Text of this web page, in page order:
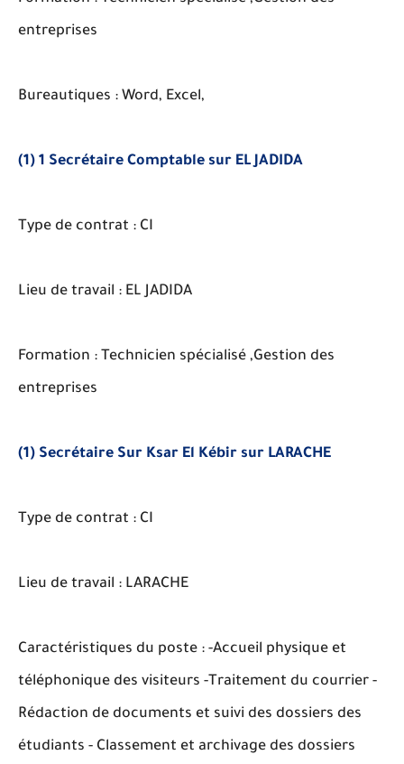
entreprises
Bureautiques : Word, Excel,
(1) 1 Secrétaire Comptable sur EL JADIDA
Type de contrat : CI
Lieu de travail : EL JADIDA
Formation : Technicien spécialisé ,Gestion des
entreprises
(1) Secrétaire Sur Ksar El Kébir sur LARACHE
Type de contrat : CI
Lieu de travail : LARACHE
Caractéristiques du poste : -Accueil physique et
téléphonique des visiteurs -Traitement du courrier -
Rédaction de documents et suivi des dossiers des
étudiants - Classement et archivage des dossiers